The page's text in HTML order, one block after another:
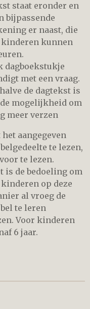
staat eronder en
bijpassende
er naast, die
kinderen kunnen
dagboekstukje
met een vraag.
de dagtekst is
mogelijkheid om
meer verzen
aangegeven
te lezen,
te lezen.
is de bedoeling om
kinderen op deze
al vroeg de
te leren
Voor kinderen
6 jaar.